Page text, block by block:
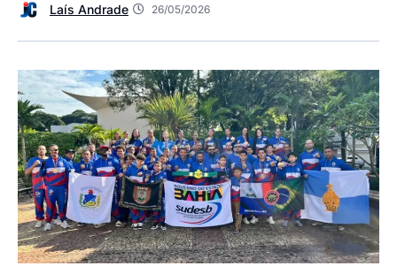
Laís Andrade 26/05/2026